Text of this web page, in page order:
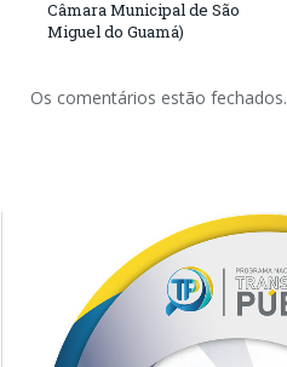
Câmara Municipal de São
Miguel do Guamá)
Os comentários estão fechados.